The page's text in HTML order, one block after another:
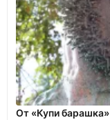
От «Купи